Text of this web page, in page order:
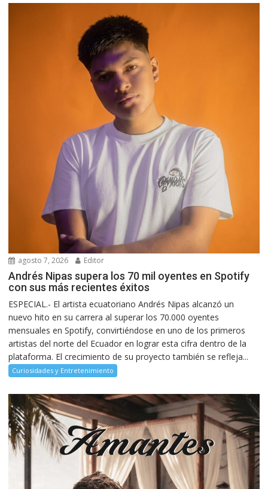
agosto 7, 2026 Editor
Andrés Nipas supera los 70 mil oyentes en Spotify
con sus más recientes éxitos
ESPECIAL.- El artista ecuatoriano Andrés Nipas alcanzó un
nuevo hito en su carrera al superar los 70.000 oyentes
mensuales en Spotify, convirtiéndose en uno de los primeros
artistas del norte del Ecuador en lograr esta cifra dentro de la
plataforma. El crecimiento de su proyecto también se refleja...
Curiosidades y Entretenimiento